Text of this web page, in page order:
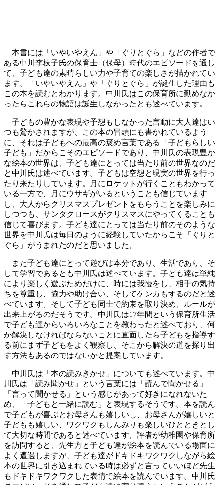
本書には「いやいやえん」や「ぐりとぐら」などの作者で
ある中川李枝子氏の保育士（保母）時代のエピソードを通し
て、子ども達の素晴らしい力や子育ての楽しさが描かれてい
ます。「いやいやえん」や「ぐりとぐら」が誕生した理由も
この本を読むとわかります。中川氏はこの保育所に勤めなか
ったらこれらの物語は誕生しなかったとも述べています。
子どもの豊かな表現や予想もしなかった言動に大人達はい
つも驚かされますが、この本の冒頭にも書かれているよう
に、それは子どもへの最高の褒め言葉である「子どもらしい
子ども」だからこそのエピソードであり、中川氏の表現豊か
な絵本の世界は、子ども達にとっては当たり前の世界なのだ
と中川氏は述べています。子どもは空想と現実の世界を行っ
たり来たりしています。月にロケットが行くこともわかって
いる一方で、月にウサギがいるということも信じています
し、大人からクリスマスプレゼントをもらうことを楽しみに
しつつも、サンタクロースがクリスマスにやってくることも
信じて喜びます。子ども達にとっては当たり前のそのような
世界を中川氏は毎日のように経験していたからこそ「ぐりと
ぐら」がうまれたのだと思いました。
また子ども達にとって遊びは本分であり、生活であり、そ
して学習であるとも中川氏は述べています。子ども達は単純
により楽しく遊ぶためだけに、時には我慢をし、相手の気持
ちを尊重し、協力や助け合い、そしてケンカもするのだと述
べています。そして子ども同士で約束を取り決め、ルールが
出来上がるのだそうです。中川氏は17年間という保育所生活
で子ども達からいろいろなことを教わったと述べており、何
か解決しなければならないことに直面したら子どもを指導す
る前にまず子どもをよく観察し、そこから解決の道を探り出
す方法もあるのではないかと提案しています。
中川氏は「本の読みきかせ」についても述べています。中
川氏は「読み聞かせ」という言葉には「読んで聞かせる」
「言って聞かせる」という感じがあって好きになれないた
め、「子どもと一緒に読む」と表現するそうです。本を読ん
で子どもが喜ぶとお母さんも嬉しいし、お母さんが嬉しいと
子どもも嬉しい、ワクワクもしんみりも楽しいひとときとし
て大切な時間であると述べています。評者が幼稚園や保育所
を訪問すると、先生方と子ども達が絵本を読んでいる場面に
よく遭遇しますが、子ども達がドキドキワクワクしながら絵
本の世界に引き込まれている時は必ずと言っていいほど先生
もドキドキワクワクした表情で絵本を読んでいます。中川氏